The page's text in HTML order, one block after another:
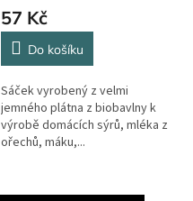
57 Kč
Do košíku
Sáček vyrobený z velmi
jemného plátna z biobavlny k
výrobě domácích sýrů, mléka z
ořechů, máku,...